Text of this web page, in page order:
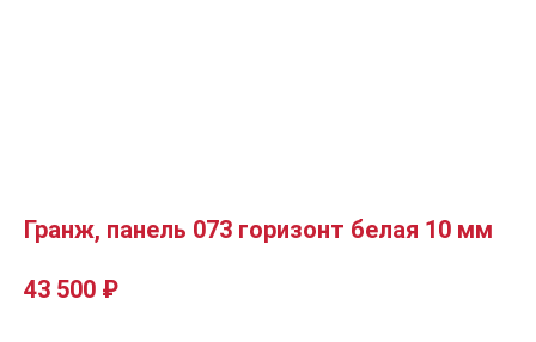
Гранж, панель 073 горизонт белая 10 мм
43 500 ₽